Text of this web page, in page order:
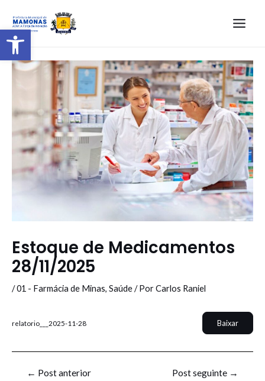
Barra de Ferramentas Aberta
Estoque de Medicamentos
28/11/2025
/01 - Farmácia de Minas, Saúde/ PorCarlos Raniel
relatorio___2025-11-28 Baixar
← Post anterior Post seguinte →